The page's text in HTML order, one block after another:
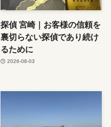
探偵 宮崎｜お客様の信頼を
裏切らない探偵であり続け
るために
2026-08-03